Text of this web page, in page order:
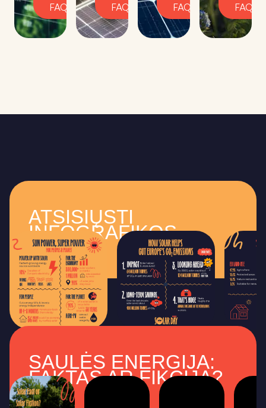
FAQ
FAQ
FAQ
FAQ
ATSISIŲSTI
INFOGRAFIKOS
SAULĖS ENERGIJA:
FAKTAS AR FIKCIJA?